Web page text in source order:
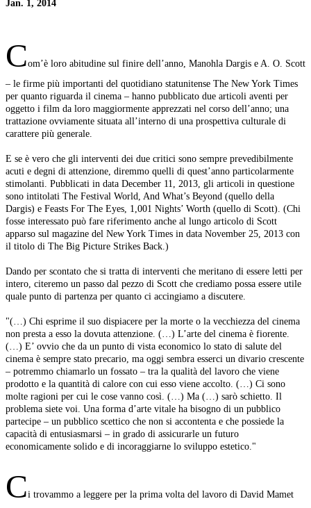
Jan. 1, 2014
Com’è loro abitudine sul finire dell’anno, Manohla Dargis e A. O. Scott
– le firme più importanti del quotidiano statunitense The New York Times
per quanto riguarda il cinema – hanno pubblicato due articoli aventi per
oggetto i film da loro maggiormente apprezzati nel corso dell’anno; una
trattazione ovviamente situata all’interno di una prospettiva culturale di
carattere più generale.
E se è vero che gli interventi dei due critici sono sempre prevedibilmente
acuti e degni di attenzione, diremmo quelli di quest’anno particolarmente
stimolanti. Pubblicati in data December 11, 2013, gli articoli in questione
sono intitolati The Festival World, And What’s Beyond (quello della
Dargis) e Feasts For The Eyes, 1,001 Nights’ Worth (quello di Scott). (Chi
fosse interessato può fare riferimento anche al lungo articolo di Scott
apparso sul magazine del New York Times in data November 25, 2013 con
il titolo di The Big Picture Strikes Back.)
Dando per scontato che si tratta di interventi che meritano di essere letti per
intero, citeremo un passo dal pezzo di Scott che crediamo possa essere utile
quale punto di partenza per quanto ci accingiamo a discutere.
"(…) Chi esprime il suo dispiacere per la morte o la vecchiezza del cinema
non presta a esso la dovuta attenzione. (…) L’arte del cinema è fiorente.
(…) E’ ovvio che da un punto di vista economico lo stato di salute del
cinema è sempre stato precario, ma oggi sembra esserci un divario crescente
– potremmo chiamarlo un fossato – tra la qualità del lavoro che viene
prodotto e la quantità di calore con cui esso viene accolto. (…) Ci sono
molte ragioni per cui le cose vanno così. (…) Ma (…) sarò schietto. Il
problema siete voi. Una forma d’arte vitale ha bisogno di un pubblico
partecipe – un pubblico scettico che non si accontenta e che possiede la
capacità di entusiasmarsi – in grado di assicurarle un futuro
economicamente solido e di incoraggiarne lo sviluppo estetico."
Ci trovammo a leggere per la prima volta del lavoro di David Mamet